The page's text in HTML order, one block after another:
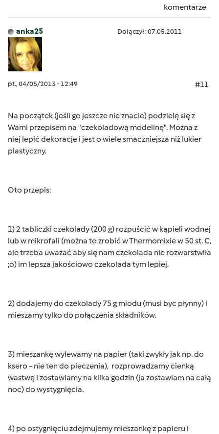
komentarze
anka25 Dołączył : 07.05.2011
pt., 04/05/2013 - 12:49 #11
Na początek (jeśli go jeszcze nie znacie) podzielę się z
Wami przepisem na "czekoladową modelinę". Można z
niej lepić dekoracje i jest o wiele smaczniejsza niż lukier
plastyczny.
Oto przepis:
1) 2 tabliczki czekolady (200 g) rozpuścić w kąpieli wodnej
lub w mikrofali (można to zrobić w Thermomixie w 50 st. C,
ale trzeba uważać aby się nam czekolada nie rozwarstwiła
;o) im lepsza jakościowo czekolada tym lepiej.
2) dodajemy do czekolady 75 g miodu (musi byc płynny) i
mieszamy tylko do połączenia składników.
3) mieszankę wylewamy na papier (taki zwykły jak np. do
ksero - nie ten do pieczenia), rozprowadzamy cienką
wastwę i zostawiamy na kilka godzin (ja zostawiam na całą
noc) do wystygnięcia.
4) po ostygnięciu zdejmujemy mieszankę z papieru i